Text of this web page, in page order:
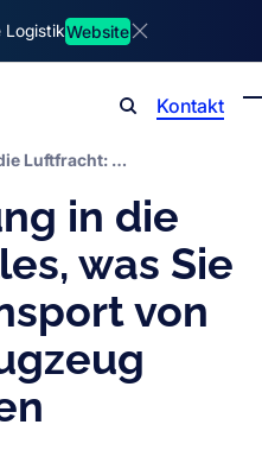
LogistikWebsite
Kontakt
Eine Einführung in die Luftfracht: Alles, was Sie über den Transport von Fracht per Flugzeug wissen müssen
in die
was Sie
von